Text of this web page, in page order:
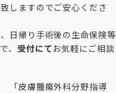
しますのでご安心くださ
、日帰り手術後の 生命保険等
、 受付にてお気軽にご相談
皮膚腫瘍外科分野指導